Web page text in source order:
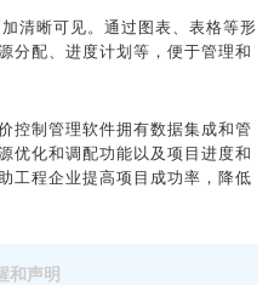
晰可见。通过图表、表格等形
分配、进度计划等，便于管理和
制管理软件拥有数据集成和管
优化和调配功能以及项目进度和
工程企业提高项目成功率，降低
和声明